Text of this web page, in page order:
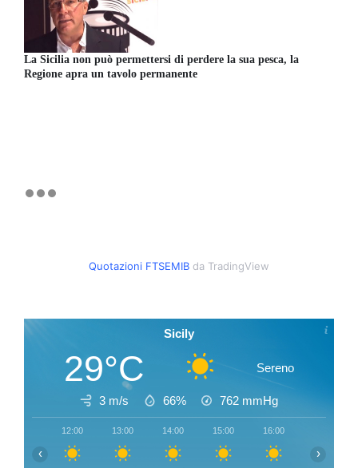
La Sicilia non può permettersi di perdere la sua pesca, la
Regione apra un tavolo permanente
Quotazioni FTSEMIB da TradingView
Sicily
29°C Sereno
3 m/s 66% 762 mmHg
12:00 13:00 14:00 15:00 16:00
‹ ›